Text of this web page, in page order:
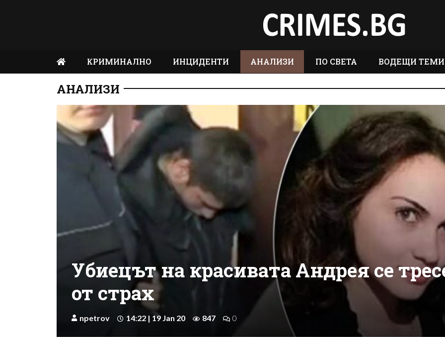
КРИМИНАЛНО ИНЦИДЕНТИ АНАЛИЗИ ПО СВЕТА ВОДЕЩИ ТЕМИ
АНАЛИЗИ
Убиецът на красивата Андрея се
от страх
npetrov 14:22 | 19 Jan 20 847 0